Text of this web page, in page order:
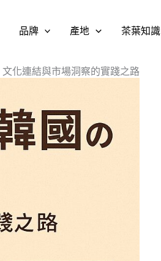
品牌 產地 茶葉知識
化連結與市場洞察的實踐之路